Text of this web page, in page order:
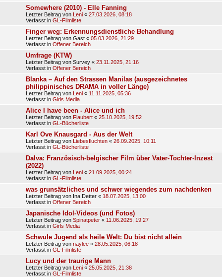
Somewhere (2010) - Elle Fanning
Letzter Beitrag von Leni « 27.03.2026, 08:18
Verfasst in GL-Filmliste
Finger weg: Erkennungsdienstliche Behandlung
Letzter Beitrag von Gast « 05.03.2026, 21:29
Verfasst in Offener Bereich
Umfrage (KTW)
Letzter Beitrag von Survey « 23.11.2025, 21:16
Verfasst in Offener Bereich
Blanka – Auf den Strassen Manilas (ausgezeichnetes
philippinisches DRAMA in voller Länge)
Letzter Beitrag von Leni « 11.11.2025, 05:36
Verfasst in Girls Media
Alice I have been - Alice und ich
Letzter Beitrag von Flaubert « 25.10.2025, 19:52
Verfasst in GL-Bücherliste
Karl Ove Knausgard - Aus der Welt
Letzter Beitrag von Liebesfluchten « 26.09.2025, 10:11
Verfasst in GL-Bücherliste
Dalva: Französisch-belgischer Film über Vater-Tochter-Inzest
(2022)
Letzter Beitrag von Leni « 21.09.2025, 00:24
Verfasst in GL-Filmliste
was grunsätzliches und schwer wiegendes zum nachdenken
Letzter Beitrag von Ina Detter « 18.07.2025, 13:00
Verfasst in Offener Bereich
Japanische Idol-Videos (und Fotos)
Letzter Beitrag von Spinatpeter « 11.06.2025, 19:27
Verfasst in Girls Media
Schwule Jugend als heile Welt: Du bist nicht allein
Letzter Beitrag von naylee « 28.05.2025, 06:18
Verfasst in GL-Filmliste
Lucy und der traurige Mann
Letzter Beitrag von Leni « 25.05.2025, 21:38
Verfasst in GL-Filmliste